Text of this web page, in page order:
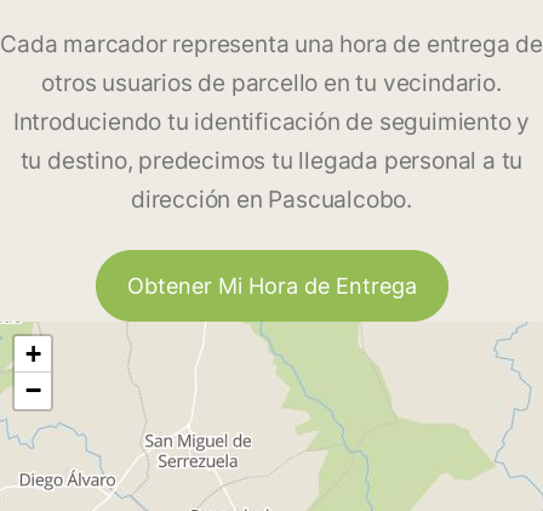
Cada marcador representa una hora de entrega de
otros usuarios de parcello en tu vecindario.
Introduciendo tu identificación de seguimiento y
tu destino, predecimos tu llegada personal a tu
dirección en Pascualcobo.
Obtener Mi Hora de Entrega
+
−